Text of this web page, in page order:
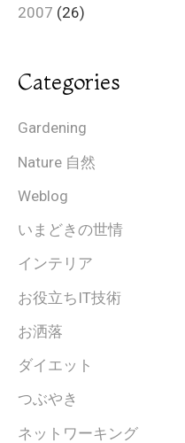
2007 (26)
Categories
Gardening
Nature 自然
Weblog
いまどきの世情
インテリア
お役立ちIT技術
お洒落
ダイエット
つぶやき
ネットワーキング